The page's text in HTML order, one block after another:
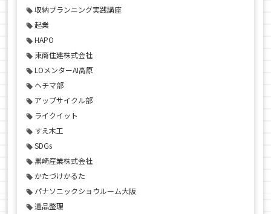
収納プランニング実践講座
起業
HAPO
東商住建株式会社
LOメンターAI高原
ヘチマ部
アップサイクル部
ライクイット
すえ木工
SDGs
黒崎産業株式会社
かたづけかるた
パナソニックショウルーム大阪
遺品整理